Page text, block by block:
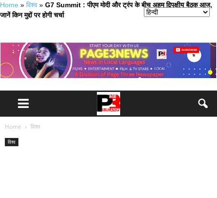
Home » विश्व » G7 Summit : पीएम मोदी और ट्रंप के बीच अहम द्विपक्षीय बैठक आज,
जानें किन मुद्दों पर होगी चर्चा
Home विश्व
विश्व